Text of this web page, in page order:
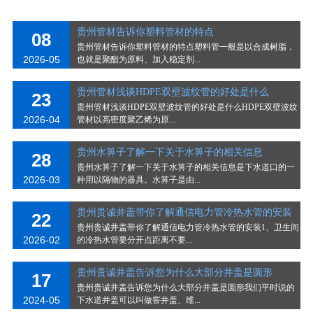
08
2026-05
贵州管材告诉你塑料管材的特点
贵州管材告诉你塑料管材的特点塑料管一般是以合成树脂，
也就是聚酯为原料、加入稳定剂...
23
2026-04
贵州管材浅谈HDPE双壁波纹管的好处是什么
贵州管材浅谈HDPE双壁波纹管的好处是什么HDPE双壁波纹
管材以高密度聚乙烯为原...
28
2026-03
贵州水箅子了解一下关于水箅子的相关信息
贵州水箅子了解一下关于水箅子的相关信息是下水道口的一
种用以隔物的器具。水箅子是由...
22
2026-02
贵州贵诚井盖带你了解通信电力管冷热水管的安装
贵州贵诚井盖带你了解通信电力管冷热水管的安装1、卫生间
的冷热水管要分开点距离不要...
17
2024-05
贵州贵诚井盖告诉您为什么大部分井盖是圆形
贵州贵诚井盖告诉您为什么大部分井盖是圆形我们平时说的
下水道井盖可以叫做窨井盖、维...